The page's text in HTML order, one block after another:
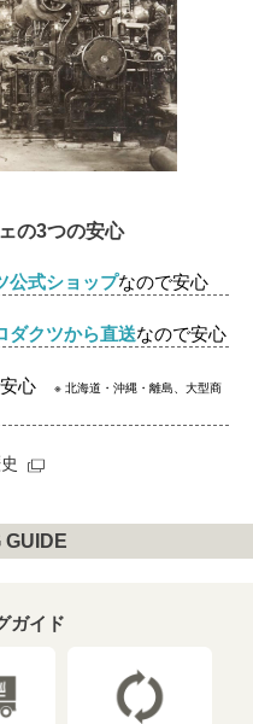
の3つの安心
公式ショップなので安心
ダクツから直送なので安心
心
※ 北海道・沖縄・離島、大型商
GUIDE
ガイド